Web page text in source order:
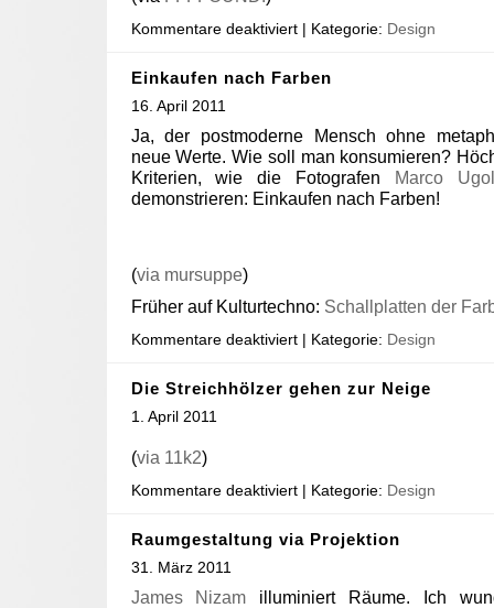
Kommentare deaktiviert | Kategorie: Design
Einkaufen nach Farben
16. April 2011
Ja, der postmoderne Mensch ohne
neue Werte. Wie soll man konsumieren?
Kriterien, wie die Fotografen
Marco
demonstrieren: Einkaufen nach Farben!
(via mursuppe)
Früher auf Kulturtechno: Schallplatten der
Kommentare deaktiviert | Kategorie: Design
Die Streichhölzer gehen zur Neige
1. April 2011
(via 11k2)
Kommentare deaktiviert | Kategorie: Design
Raumgestaltung via Projektion
31. März 2011
James Nizam illuminiert Räume. Ich